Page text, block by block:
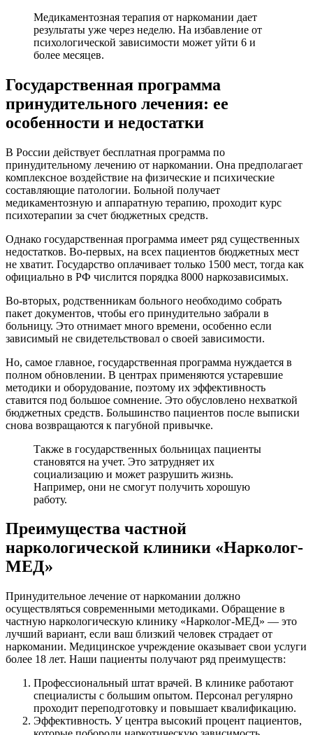
Медикаментозная терапия от наркомании дает
результаты уже через неделю. На избавление от
психологической зависимости может уйти 6 и
более месяцев.
Государственная программа
принудительного лечения: ее
особенности и недостатки
В России действует бесплатная программа по
принудительному лечению от наркомании. Она предполагает
комплексное воздействие на физические и психические
составляющие патологии. Больной получает
медикаментозную и аппаратную терапию, проходит курс
психотерапии за счет бюджетных средств.
Однако государственная программа имеет ряд существенных
недостатков. Во-первых, на всех пациентов бюджетных мест
не хватит. Государство оплачивает только 1500 мест, тогда как
официально в РФ числится порядка 8000 наркозависимых.
Во-вторых, родственникам больного необходимо собрать
пакет документов, чтобы его принудительно забрали в
больницу. Это отнимает много времени, особенно если
зависимый не свидетельствовал о своей зависимости.
Но, самое главное, государственная программа нуждается в
полном обновлении. В центрах применяются устаревшие
методики и оборудование, поэтому их эффективность
ставится под большое сомнение. Это обусловлено нехваткой
бюджетных средств. Большинство пациентов после выписки
снова возвращаются к пагубной привычке.
Также в государственных больницах пациенты
становятся на учет. Это затрудняет их
социализацию и может разрушить жизнь.
Например, они не смогут получить хорошую
работу.
Преимущества частной
наркологической клиники «Нарколог-
МЕД»
Принудительное лечение от наркомании должно
осуществляться современными методиками. Обращение в
частную наркологическую клинику «Нарколог-МЕД» — это
лучший вариант, если ваш близкий человек страдает от
наркомании. Медицинское учреждение оказывает свои услуги
более 18 лет. Наши пациенты получают ряд преимуществ:
Профессиональный штат врачей. В клинике работают
специалисты с большим опытом. Персонал регулярно
проходит переподготовку и повышает квалификацию.
Эффективность. У центра высокий процент пациентов,